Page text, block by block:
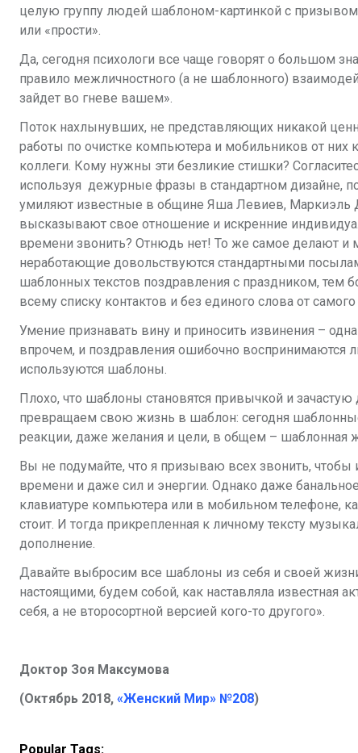
целую группу людей шаблоном-картинкой с призывом
или «прости».
Да, сегодня психологи все чаще говорят о большом
правило межличностного (а не шаблонного)
зайдет во гневе вашем».
Поток нахлынувших, не представляющих никакой
работы по очистке компьютера и мобильников от них
коллеги. Кому нужны эти безликие стишки?
используя дежурные фразы в стандартном дизайне,
умиляют известные в общине Яша Левиев, Маркиэль
высказывают свое отношение и искренние
времени звонить? Отнюдь нет! То же самое делают
неработающие довольствуются стандартными
шаблонных текстов поздравления с праздником, тем
всему списку контактов и без единого слова от самого
Умение признавать вину и приносить извинения –
впрочем, и поздравления ошибочно воспринимаются
используются шаблоны.
Плохо, что шаблоны становятся привычкой и
превращаем свою жизнь в шаблон: сегодня
реакции, даже желания и цели, в общем – шаблонная
Вы не подумайте, что я призываю всех звонить, чтобы
времени и даже сил и энергии. Однако даже
клавиатуре компьютера или в мобильном телефоне,
стоит. И тогда прикрепленная к личному тексту
дополнение.
Давайте выбросим все шаблоны из себя и своей
настоящими, будем собой, как наставляла известная
себя, а не второсортной версией кого-то другого».
Доктор Зоя Максумова
(Октябрь 2018, «Женский Мир» №208)
Popular Tags: